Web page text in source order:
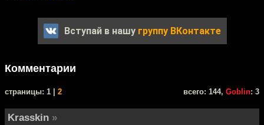
Вступай в нашу группу ВКонтакте
Комментарии
cтраницы: 1 | 2 всего: 144, Goblin: 3
Krasskin »